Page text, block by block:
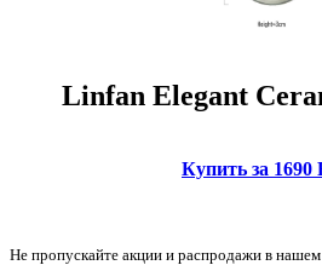
Linfan Elegant
Купить за 1690
Не пропускайте акции и распродажи в нашем